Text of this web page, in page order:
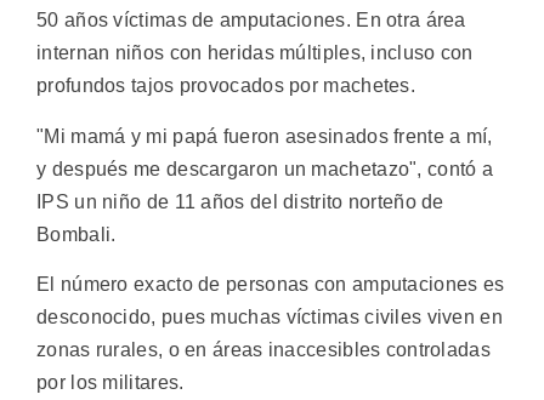
50 años víctimas de amputaciones. En otra área
internan niños con heridas múltiples, incluso con
profundos tajos provocados por machetes.
"Mi mamá y mi papá fueron asesinados frente a mí,
y después me descargaron un machetazo", contó a
IPS un niño de 11 años del distrito norteño de
Bombali.
El número exacto de personas con amputaciones es
desconocido, pues muchas víctimas civiles viven en
zonas rurales, o en áreas inaccesibles controladas
por los militares.